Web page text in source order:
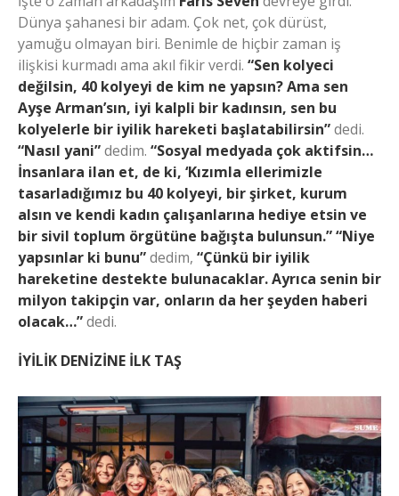
Dünya şahanesi bir adam. Çok net, çok dürüst,
yamuğu olmayan biri. Benimle de hiçbir zaman iş
ilişkisi kurmadı ama akıl fikir verdi. “Sen kolyeci
değilsin, 40 kolyeyi de kim ne yapsın? Ama sen
Ayşe Arman’sın, iyi kalpli bir kadınsın, sen bu
kolyelerle bir iyilik hareketi başlatabilirsin”dedi.
“Nasıl yani”dedim. “Sosyal medyada çok aktifsin…
İnsanlara ilan et, de ki, ‘Kızımla ellerimizle
tasarladığımız bu 40 kolyeyi, bir şirket, kurum
alsın ve kendi kadın çalışanlarına hediye etsin ve
bir sivil toplum örgütüne bağışta bulunsun.”“Niye
yapsınlar ki bunu”dedim, “Çünkü bir iyilik
hareketine destekte bulunacaklar. Ayrıca senin bir
milyon takipçin var, onların da her şeyden haberi
olacak…”dedi.
İYİLİK DENİZİNE İLK TAŞ